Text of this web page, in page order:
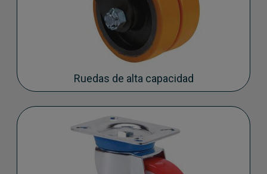
Ruedas de alta capacidad